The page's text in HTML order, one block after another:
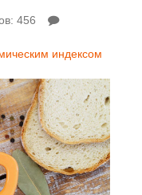
456
индексом